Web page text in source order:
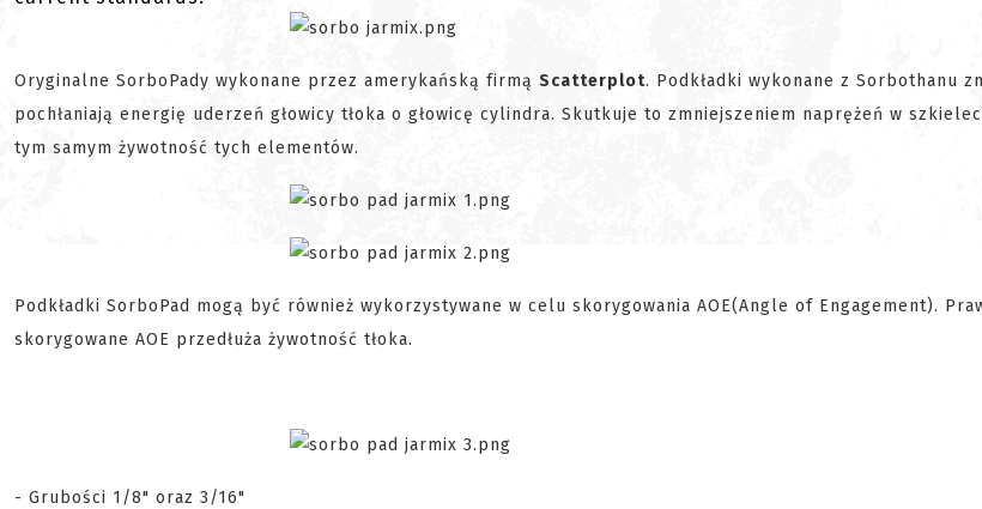
Oryginalne SorboPady wykonane przez amerykańską firmą Scatterplot. Podkładki wykonane z Sorbothanu
pochłaniają energię uderzeń głowicy tłoka o głowicę cylindra. Skutkuje to zmniejszeniem naprężeń w
tym samym żywotność tych elementów.
Podkładki SorboPad mogą być również wykorzystywane w celu skorygowania AOE(Angle of Engagement).
skorygowane AOE przedłuża żywotność tłoka.
- Grubości 1/8" oraz 3/16"